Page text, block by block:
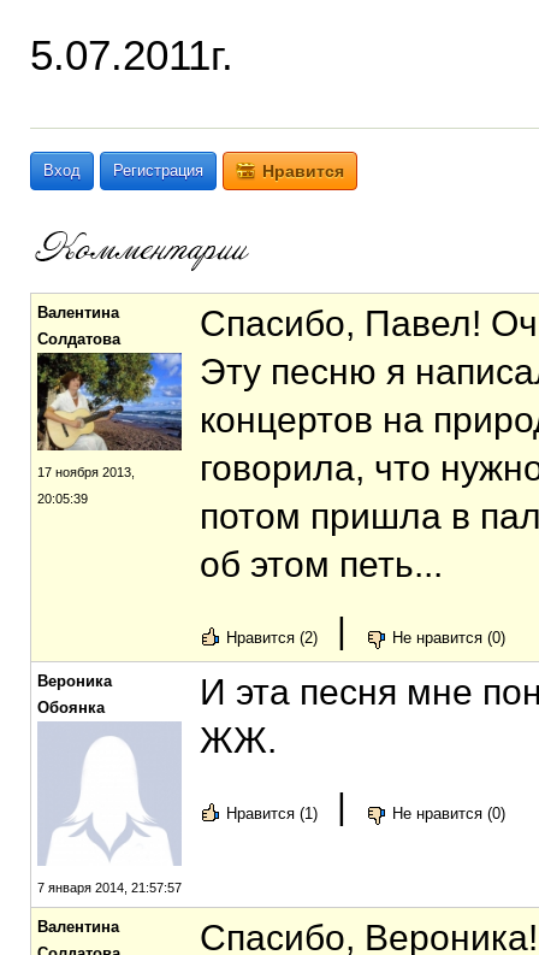
5.07.2011г.
Вход Регистрация Нравится
Валентина
Солдатова
17 ноября 2013,
20:05:39
Спасибо, Павел!
Эту песню я
концертов на
говорила, что
потом пришла в
об этом петь...
Нравится (2) | Не нравится (0)
Вероника
Обоянка
7 января 2014, 21:57:57
И эта песня мне
ЖЖ.
Нравится (1) | Не нравится (0)
Валентина
Спасибо,